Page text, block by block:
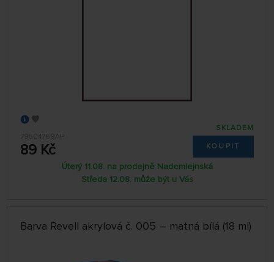
79504769AP
89 Kč
SKLADEM
KOUPIT
Úterý 11.08. na prodejně Nademlejnská
Středa 12.08. může být u Vás
Barva Revell akrylová č. 005 – matná bílá (18 ml)